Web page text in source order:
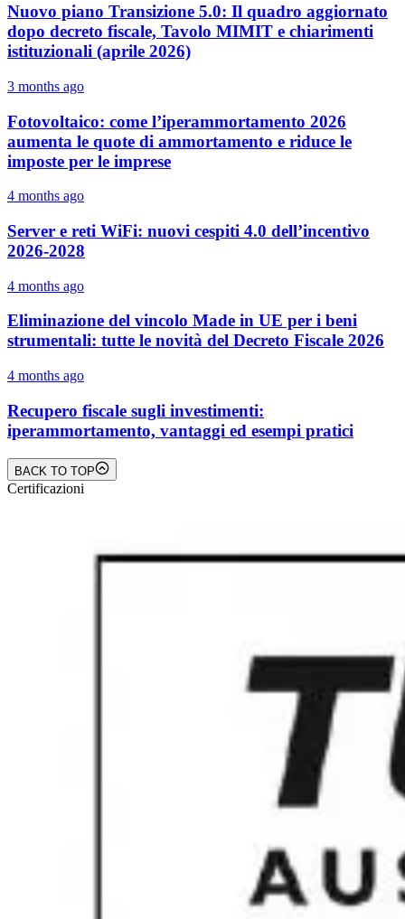
Nuovo piano Transizione 5.0: Il quadro aggiornato
dopo decreto fiscale, Tavolo MIMIT e chiarimenti
istituzionali (aprile 2026)
3 months ago
Fotovoltaico: come l’iperammortamento 2026
aumenta le quote di ammortamento e riduce le
imposte per le imprese
4 months ago
Server e reti WiFi: nuovi cespiti 4.0 dell’incentivo
2026-2028
4 months ago
Eliminazione del vincolo Made in UE per i beni
strumentali: tutte le novità del Decreto Fiscale 2026
4 months ago
Recupero fiscale sugli investimenti:
iperammortamento, vantaggi ed esempi pratici
BACK TO TOP
Certificazioni